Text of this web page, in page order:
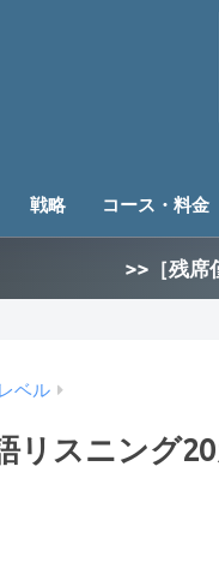
戦略 コース・料金
>>［残席
ベル
リスニング